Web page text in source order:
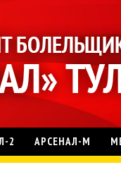
2 АРСЕНАЛ-М